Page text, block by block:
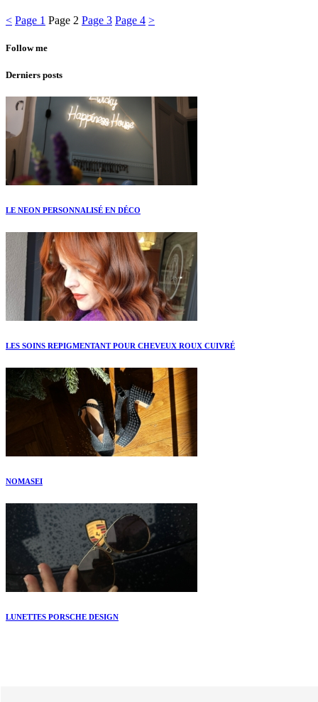
< Page 1 Page 2 Page 3 Page 4 >
Follow me
Derniers posts
LE NEON PERSONNALISÉ EN DÉCO
LES SOINS REPIGMENTANT POUR CHEVEUX ROUX CUIVRÉ
NOMASEI
LUNETTES PORSCHE DESIGN